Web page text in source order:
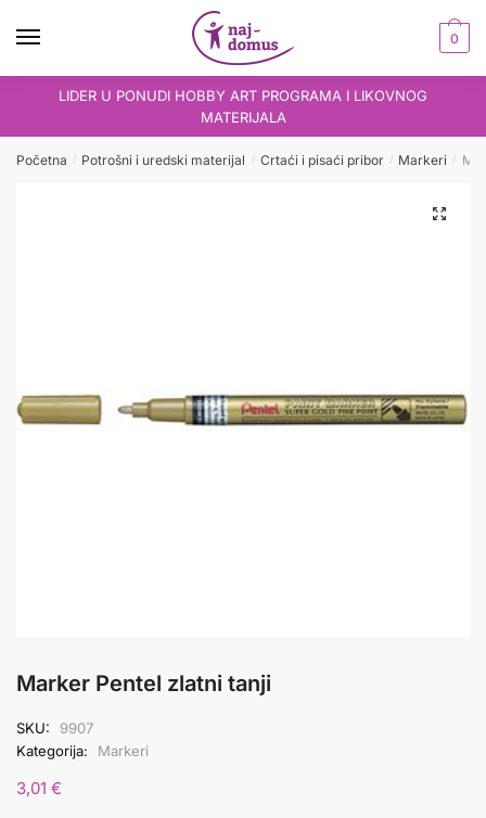
0
LIDER U PONUDI HOBBY ART PROGRAMA I LIKOVNOG
MATERIJALA
Početna / Potrošni i uredski materijal / Crtaći i pisaći pribor / Markeri /
Marker Pentel zlatni tanji
SKU:
9907
Kategorija:
Markeri
3,01 €